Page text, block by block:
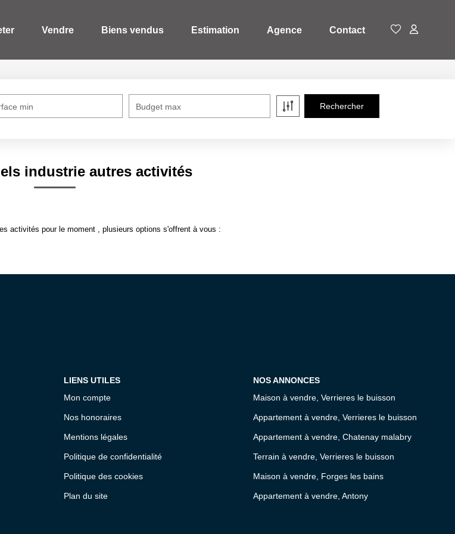
Vendre Biens vendus Estimation Agence Contact
min Budget max
industrie autres activités
activités pour le moment , plusieurs options s'offrent à vous :
LIENS UTILES
Mon compte
Nos honoraires
Mentions légales
Politique de confidentialité
Politique des cookies
Plan du site
NOS ANNONCES
Maison à vendre, Verrieres le buisson
Appartement à vendre, Verrieres le buisson
Appartement à vendre, Chatenay malabry
Terrain à vendre, Verrieres le buisson
Maison à vendre, Forges les bains
Appartement à vendre, Antony